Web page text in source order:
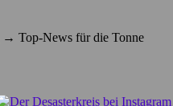
→ Top-News für die Tonne